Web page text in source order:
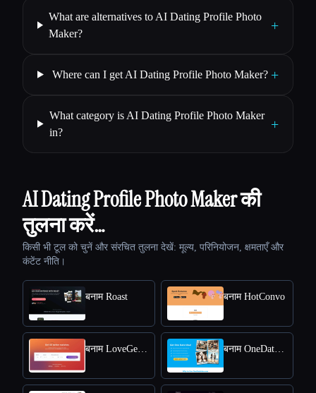
What are alternatives to AI Dating Profile Photo
Maker?
+
Where can I get AI Dating Profile Photo Maker? +
What category is AI Dating Profile Photo Maker
in?
+
AI Dating Profile Photo Maker की
तुलना करें…
किसी भी टूल को चुनें और संरचित तुलना देखें: मूल्य, परिनियोजन, क्षमताएँ और
कंटेंट नीति।
बनाम Roast बनाम HotConvo